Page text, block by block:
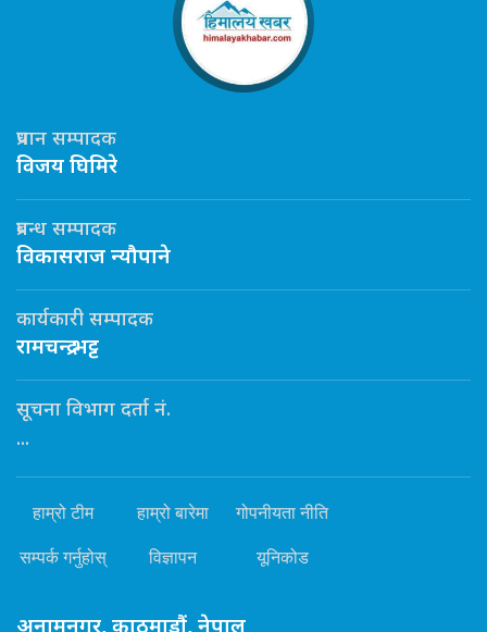
प्रधान सम्पादक
विजय घिमिरे
प्रबन्ध सम्पादक
विकासराज न्यौपाने
कार्यकारी सम्पादक
रामचन्द्र भट्ट
सूचना विभाग दर्ता नं.
...
हाम्रो टीम हाम्रो बारेमा गोपनीयता नीति
सम्पर्क गर्नुहोस् विज्ञापन यूनिकोड